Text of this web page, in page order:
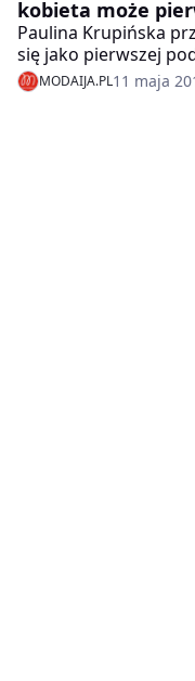
kobieta może
Paulina Krupińska
się jako pierwszej
jej się podobał, to
odwzajemniała
MODAIJA.PL11 maja